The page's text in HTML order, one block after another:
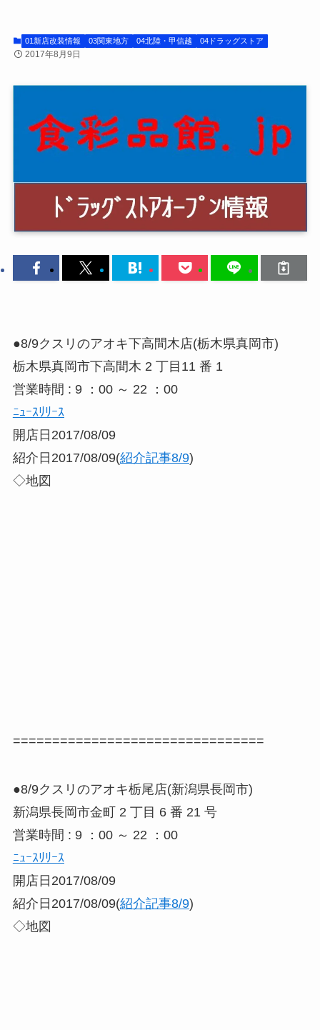
01新店改装情報 03関東地方 04北陸・甲信越 04ドラッグストア
2017年8月9日
●8/9クスリのアオキ下高間木店(栃木県真岡市)
栃木県真岡市下高間木 2 丁目11 番 1
営業時間 : 9 ：00 ～ 22 ：00
ﾆｭｰｽﾘﾘｰｽ
開店日2017/08/09
紹介日2017/08/09(紹介記事8/9)
◇地図
================================
●8/9クスリのアオキ栃尾店(新潟県長岡市)
新潟県長岡市金町 2 丁目 6 番 21 号
営業時間 : 9 ：00 ～ 22 ：00
ﾆｭｰｽﾘﾘｰｽ
開店日2017/08/09
紹介日2017/08/09(紹介記事8/9)
◇地図